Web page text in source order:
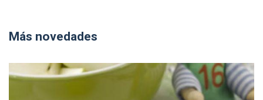
Más novedades